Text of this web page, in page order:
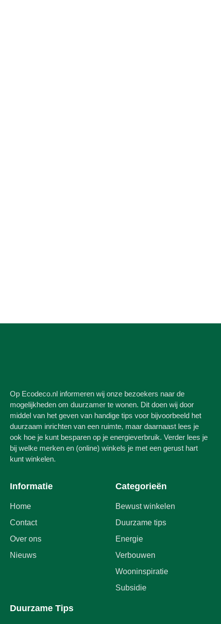
Op Ecodeco.nl informeren wij onze bezoekers naar de
mogelijkheden om duurzamer te wonen. Dit doen wij door
middel van het geven van handige tips voor bijvoorbeeld het
duurzaam inrichten van een ruimte, maar daarnaast lees je
ook hoe je kunt besparen op je energieverbruik. Verder lees je
bij welke merken en (online) winkels je met een gerust hart
kunt winkelen.
Informatie
Home
Contact
Over ons
Nieuws
Categorieën
Bewust winkelen
Duurzame tips
Energie
Verbouwen
Wooninspiratie
Subsidie
Duurzame Tips